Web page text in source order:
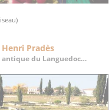
Pradès
antique du Languedoc…